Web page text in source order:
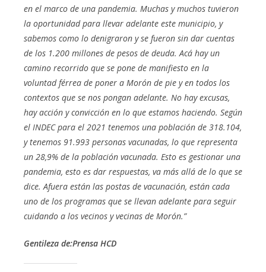
en el marco de una pandemia. Muchas y muchos tuvieron
la oportunidad para llevar adelante este municipio, y
sabemos como lo denigraron y se fueron sin dar cuentas
de los 1.200 millones de pesos de deuda. Acá hay un
camino recorrido que se pone de manifiesto en la
voluntad férrea de poner a Morón de pie y en todos los
contextos que se nos pongan adelante. No hay excusas,
hay acción y convicción en lo que estamos haciendo. Según
el INDEC para el 2021 tenemos una población de 318.104,
y tenemos 91.993 personas vacunadas, lo que representa
un 28,9% de la población vacunada. Esto es gestionar una
pandemia, esto es dar respuestas, va más allá de lo que se
dice. Afuera están las postas de vacunación, están cada
uno de los programas que se llevan adelante para seguir
cuidando a los vecinos y vecinas de Morón.”
Gentileza de:Prensa HCD